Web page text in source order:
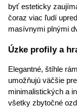
byť esteticky
čoraz viac ľudí
masívnymi plnými
Úzke profily a
Elegantné, štíhle
umožňujú väčšie
minimalistických a
všetky zbytočné